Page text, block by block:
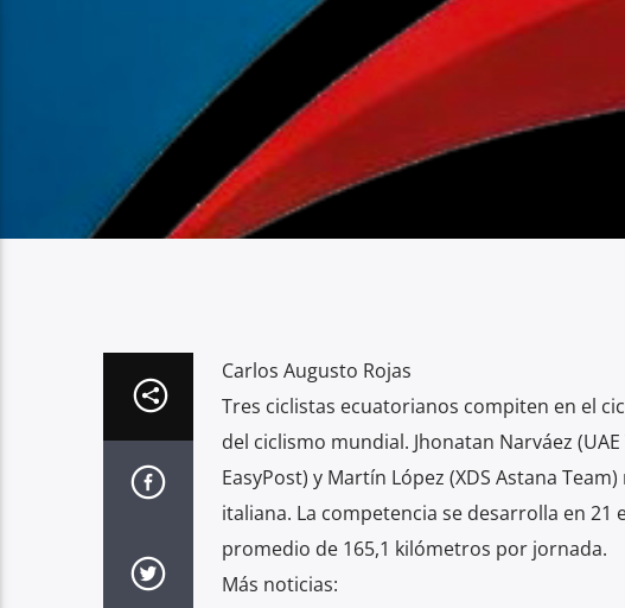
Carlos Augusto Rojas
Tres ciclistas ecuatorianos compiten en el
del ciclismo mundial. Jhonatan Narváez
EasyPost) y Martín López (XDS Astana
italiana. La competencia se desarrolla en
promedio de 165,1 kilómetros por jornada.
Más noticias: